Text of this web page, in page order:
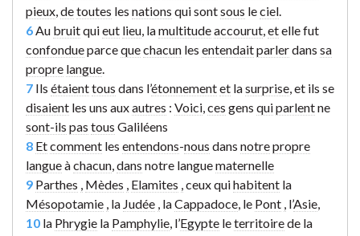
pieux detoutes les nations qui sontsous leciel
6 Au bruitquieut lieu , lamultitudeaccourut etelle fut
confondueparcequechacun les entendaitparlerdans sa
propre langue
7 Ils étaienttous dans l’étonnementet lasurprise , et ils se
disaient les uns auxautres : Voici ces gens quiparlentne
sont-ils pas tous Galiléens
8 Etcomment les entendons-nous dans notrepropre
langueàchacun dans notre languematernelle
9 Parthes Mèdes Elamites ceux quihabitent la
Mésopotamie la Judée laCappadoce , le Pont l’Asie
10 la Phrygie la Pamphylie , l’Egypte leterritoirede la